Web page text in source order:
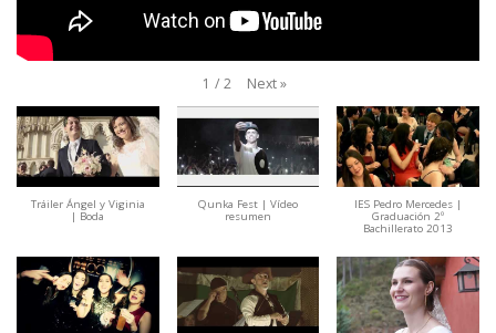
1 / 2 Next»
Tráiler Ángel y Viginia
| Boda
Qunka Fest | Vídeo
resumen
IES Pedro Mercedes |
Graduación 2º
Bachillerato 2013